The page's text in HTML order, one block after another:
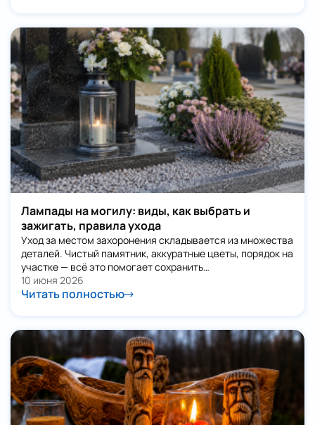
Лампады на могилу: виды, как выбрать и
зажигать, правила ухода
Уход за местом захоронения складывается из множества
деталей. Чистый памятник, аккуратные цветы, порядок на
участке — всё это помогает сохранить…
10 июня 2026
Читать полностью